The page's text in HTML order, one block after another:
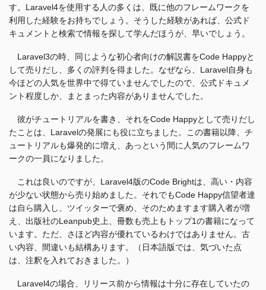
す。Laravel4を使用する人の多くは、既に他のフレームワークを
利用した経験をお持ちでしょう。そうした経験があれば、公式ド
キュメントと検索で情報を探して学んだほうが、早いでしょう。
Laravel3の時、同じような初心者向けの解説書をCode Happyと
して売りだし、多くの評判を得ました。なぜなら、Laravel自身も
今ほどの人気を世界中で得ていませんでしたので、公式ドキュメ
ント程度しか、まとまった内容がありませんでした。
彼がチュートリアルを書き、それをCode Happyとして売りだし
たことは、Laravelの発展にも役に立ちました。この書籍以降、チ
ュートリアルも爆発的に増え、あっという間に人気のフレームワ
ークの一員になりました。
これは良いのですが、Laravel4版のCode Brightは、高い・内容
が少ない状態から売り始めました。それでもCode Happy信望者達
は自ら購入し、ツイッターで褒め、そのためますます購入者が増
え、出版社のLeanpub史上、冊数も売上もトップ1の書籍になって
います。ただ、さほど内容が優れているわけではありません。古
い内容、間違いも結構あります。（日本語版では、気づいた点
は、注釈を入れておきました。）
Laravel4の場合、リリース前から情報は十分に存在していたの